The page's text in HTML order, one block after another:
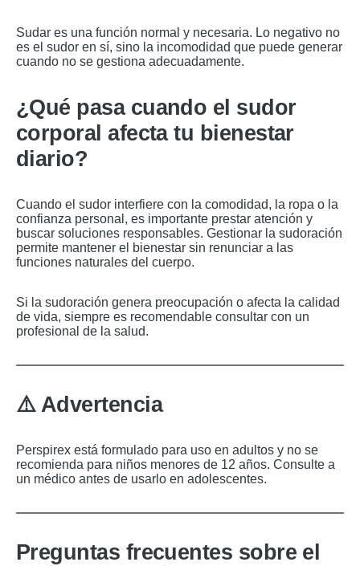
Sudar es una función normal y necesaria. Lo negativo no
es el sudor en sí, sino la incomodidad que puede generar
cuando no se gestiona adecuadamente.
¿Qué pasa cuando el sudor
corporal afecta tu bienestar
diario?
Cuando el sudor interfiere con la comodidad, la ropa o la
confianza personal, es importante prestar atención y
buscar soluciones responsables. Gestionar la sudoración
permite mantener el bienestar sin renunciar a las
funciones naturales del cuerpo.
Si la sudoración genera preocupación o afecta la calidad
de vida, siempre es recomendable consultar con un
profesional de la salud.
⚠️ Advertencia
Perspirex está formulado para uso en adultos y no se
recomienda para niños menores de 12 años. Consulte a
un médico antes de usarlo en adolescentes.
Preguntas frecuentes sobre el